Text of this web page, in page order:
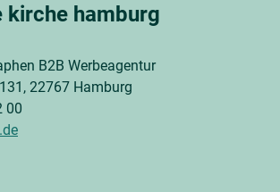
kirche hamburg
B2B Werbeagentur
22767 Hamburg
00